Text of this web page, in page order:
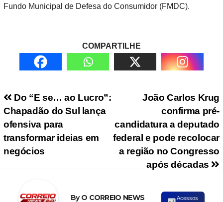
Fundo Municipal de Defesa do Consumidor (FMDC).
COMPARTILHE
Navegação de PostJoão Carlos Krug
confirma pré-
candidatura a deputado
federal e pode recolocar
a região no Congresso
após décadas
Do “E se… ao Lucro”:
Chapadão do Sul lança
ofensiva para
transformar ideias em
negócios
ByO CORREIO NEWS Acessos